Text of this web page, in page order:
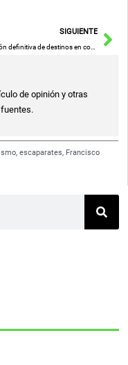
SIGUIENTE
Resolución definitiva de destinos en comunidades de aprendizaje CLM
de opinión y otras
,escaparates, Francisco